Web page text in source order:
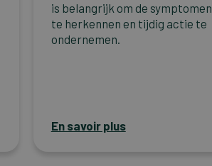
is belangrijk om de symptomen
te herkennen en tijdig actie te
ondernemen.
En savoir plus